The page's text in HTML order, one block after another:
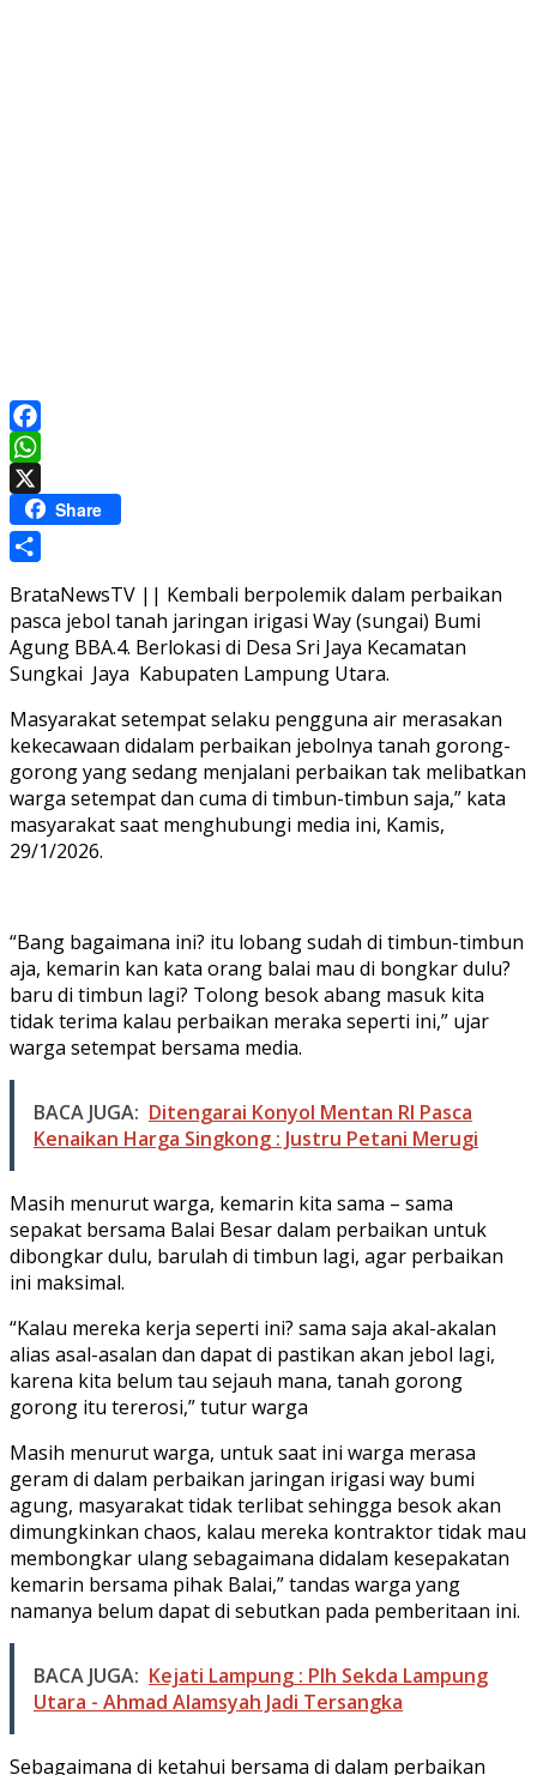
Facebook
WhatsApp
Share
BrataNewsTV || Kembali berpolemik dalam perbaikan
pasca jebol tanah jaringan irigasi Way (sungai) Bumi
Agung BBA.4. Berlokasi di Desa Sri Jaya Kecamatan
Sungkai Jaya Kabupaten Lampung Utara.
Masyarakat setempat selaku pengguna air merasakan
kekecawaan didalam perbaikan jebolnya tanah gorong-
gorong yang sedang menjalani perbaikan tak melibatkan
warga setempat dan cuma di timbun-timbun saja,” kata
masyarakat saat menghubungi media ini, Kamis,
29/1/2026.
“Bang bagaimana ini? itu lobang sudah di timbun-timbun
aja, kemarin kan kata orang balai mau di bongkar dulu?
baru di timbun lagi? Tolong besok abang masuk kita
tidak terima kalau perbaikan meraka seperti ini,” ujar
warga setempat bersama media.
BACA JUGA: Ditengarai Konyol Mentan RI Pasca
Kenaikan Harga Singkong : Justru Petani Merugi
Masih menurut warga, kemarin kita sama – sama
sepakat bersama Balai Besar dalam perbaikan untuk
dibongkar dulu, barulah di timbun lagi, agar perbaikan
ini maksimal.
“Kalau mereka kerja seperti ini? sama saja akal-akalan
alias asal-asalan dan dapat di pastikan akan jebol lagi,
karena kita belum tau sejauh mana, tanah gorong
gorong itu tererosi,” tutur warga
Masih menurut warga, untuk saat ini warga merasa
geram di dalam perbaikan jaringan irigasi way bumi
agung, masyarakat tidak terlibat sehingga besok akan
dimungkinkan chaos, kalau mereka kontraktor tidak mau
membongkar ulang sebagaimana didalam kesepakatan
kemarin bersama pihak Balai,” tandas warga yang
namanya belum dapat di sebutkan pada pemberitaan ini.
BACA JUGA: Kejati Lampung : Plh Sekda Lampung
Utara - Ahmad Alamsyah Jadi Tersangka
Sebagaimana di ketahui bersama di dalam perbaikan